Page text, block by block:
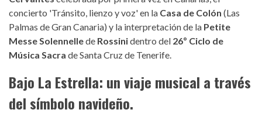
concierto 'Tránsito, lienzo y voz' en la Casa de Colón (Las
Palmas de Gran Canaria) y la interpretación de la Petite
Messe Solennellede Rossinidentro del 26º Ciclo de
Música Sacra de Santa Cruz de Tenerife.
Bajo La Estrella: un viaje musical a través
del símbolo navideño.